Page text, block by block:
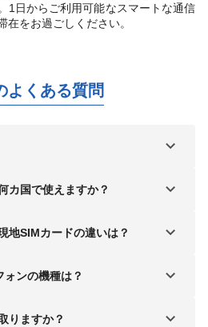
1日からご利用可能なスマートな通信
をお過ごしください。
よくある質問
カ国で使えますか？
地SIMカードの違いは？
ンの機種は？
りますか？